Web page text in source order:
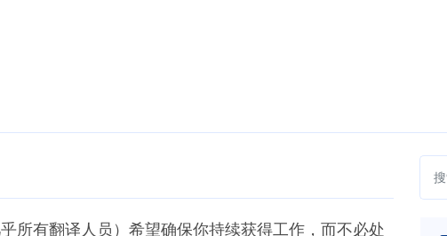
所有翻译人员）希望确保你持续获得工作，而不必处